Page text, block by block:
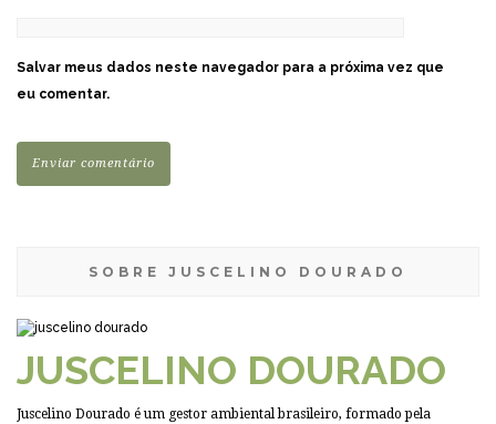
Salvar meus dados neste navegador para a próxima vez que
eu comentar.
SOBRE JUSCELINO DOURADO
JUSCELINO DOURADO
Juscelino Dourado é um gestor ambiental brasileiro, formado pela